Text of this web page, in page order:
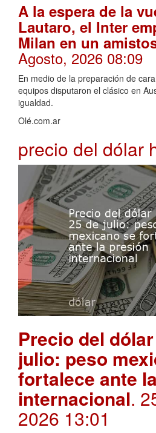
A la espera de la
Lautaro, el Inter
Milan en un
Agosto, 2026 08:09
En medio de la preparación de
equipos disputaron el clásico en
igualdad.
Olé.com.ar
precio del dólar
Precio del
julio: peso
fortalece ante
internacional.
2026 13:01